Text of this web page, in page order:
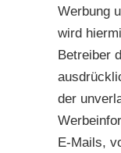
Werbung
wird
Betreiber
der
E-Mails,